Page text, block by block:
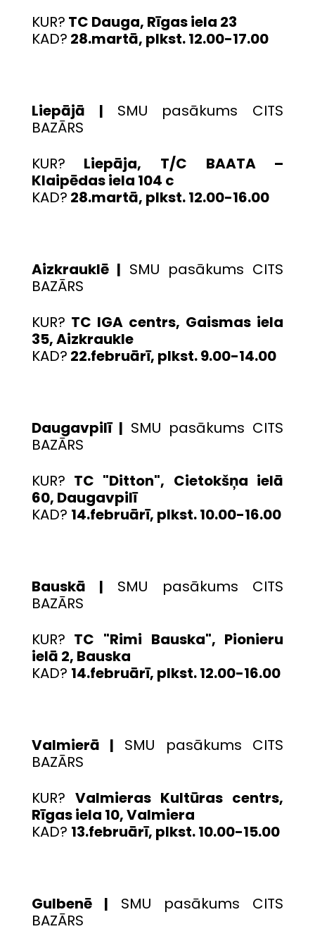
KUR? TC Dauga, Rīgas iela 23
KAD? 28.martā, plkst. 12.00-17.00
Liepājā | SMU pasākums CITS
BAZĀRS
KUR?
Liepāja, T/C BAATA –
Klaipēdas iela 104 c
KAD? 28.martā, plkst. 12.00-16.00
Aizkrauklē | SMU pasākums CITS
BAZĀRS
KUR? TC IGA centrs, Gaismas iela
35, Aizkraukle
KAD? 22.februārī, plkst. 9.00-14.00
Daugavpilī | SMU pasākums CITS
BAZĀRS
KUR? TC "Ditton", Cietokšņa ielā
60, Daugavpilī
KAD? 14.februārī, plkst. 10.00-16.00
Bauskā | SMU pasākums CITS
BAZĀRS
KUR? TC "Rimi Bauska", Pionieru
ielā 2, Bauska
KAD? 14.februārī, plkst. 12.00-16.00
Valmierā | SMU pasākums CITS
BAZĀRS
KUR? Valmieras Kultūras centrs,
Rīgas iela 10, Valmiera
KAD? 13.februārī, plkst. 10.00-15.00
Gulbenē | SMU pasākums CITS
BAZĀRS